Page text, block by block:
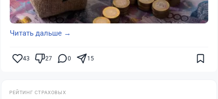
Читать дальше →
43 27 0 15
РЕЙТИНГ СТРАХОВЫХ